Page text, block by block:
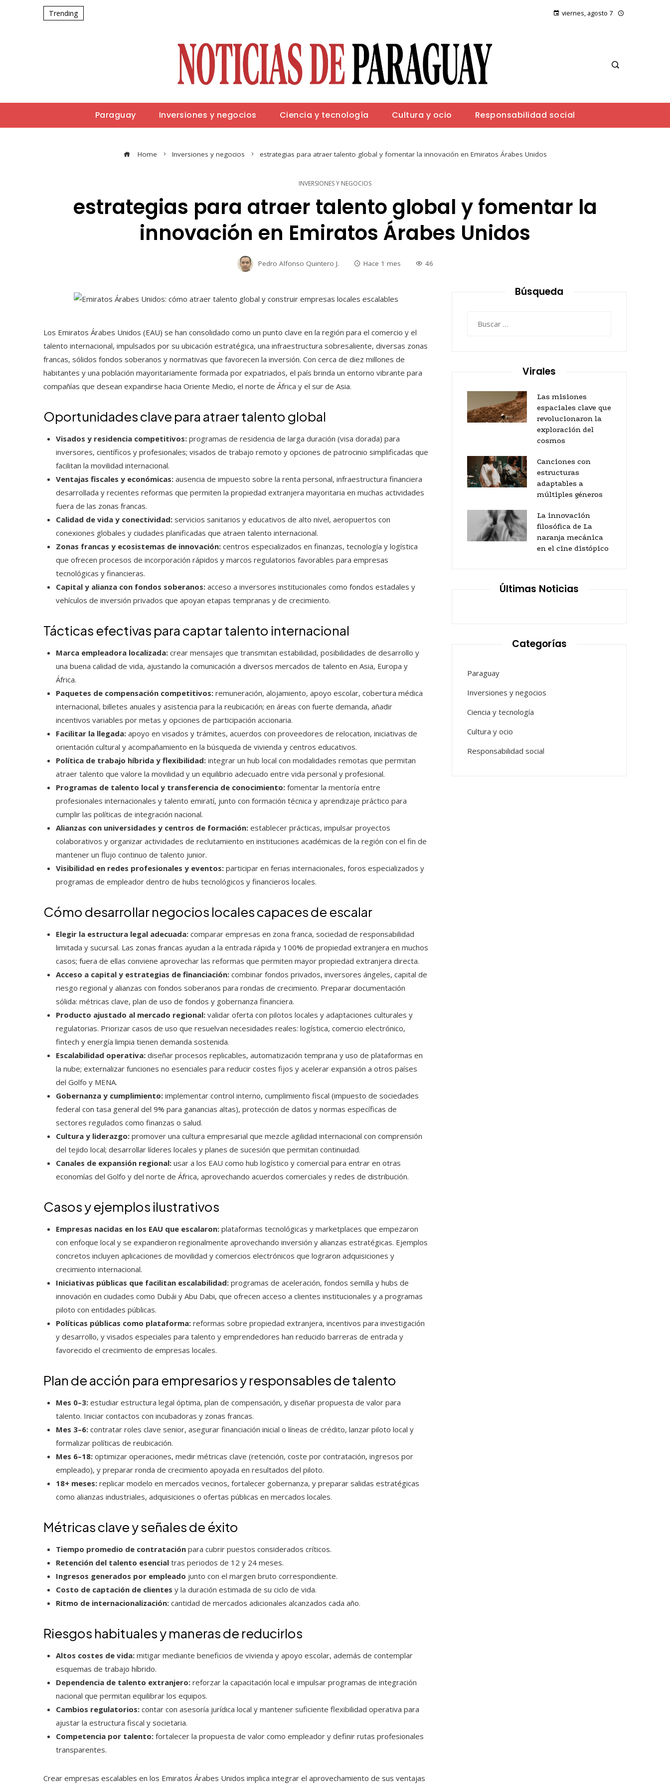
Trending viernes, agosto 7
Paraguay Inversiones y negocios Ciencia y tecnología Cultura y ocio Responsabilidad social
Home Inversiones y negocios estrategias para atraer talento global y fomentar la innovación en Emiratos Árabes Unidos
INVERSIONES Y NEGOCIOS
estrategias para atraer talento global y fomentar la
innovación en Emiratos Árabes Unidos
Pedro Alfonso Quintero J. Hace 1 mes 46
Los Emiratos Árabes Unidos (EAU) se han consolidado como un punto clave en la región para el comercio y el
talento internacional, impulsados por su ubicación estratégica, una infraestructura sobresaliente, diversas zonas
francas, sólidos fondos soberanos y normativas que favorecen la inversión. Con cerca de diez millones de
habitantes y una población mayoritariamente formada por expatriados, el país brinda un entorno vibrante para
compañías que desean expandirse hacia Oriente Medio, el norte de África y el sur de Asia.
Oportunidades clave para atraer talento global
Visados y residencia competitivos: programas de residencia de larga duración (visa dorada) para
inversores, científicos y profesionales; visados de trabajo remoto y opciones de patrocinio simplificadas que
facilitan la movilidad internacional.
Ventajas fiscales y económicas: ausencia de impuesto sobre la renta personal, infraestructura financiera
desarrollada y recientes reformas que permiten la propiedad extranjera mayoritaria en muchas actividades
fuera de las zonas francas.
Calidad de vida y conectividad: servicios sanitarios y educativos de alto nivel, aeropuertos con
conexiones globales y ciudades planificadas que atraen talento internacional.
Zonas francas y ecosistemas de innovación: centros especializados en finanzas, tecnología y logística
que ofrecen procesos de incorporación rápidos y marcos regulatorios favorables para empresas
tecnológicas y financieras.
Capital y alianza con fondos soberanos: acceso a inversores institucionales como fondos estadales y
vehículos de inversión privados que apoyan etapas tempranas y de crecimiento.
Tácticas efectivas para captar talento internacional
Marca empleadora localizada: crear mensajes que transmitan estabilidad, posibilidades de desarrollo y
una buena calidad de vida, ajustando la comunicación a diversos mercados de talento en Asia, Europa y
África.
Paquetes de compensación competitivos: remuneración, alojamiento, apoyo escolar, cobertura médica
internacional, billetes anuales y asistencia para la reubicación; en áreas con fuerte demanda, añadir
incentivos variables por metas y opciones de participación accionaria.
Facilitar la llegada: apoyo en visados y trámites, acuerdos con proveedores de relocation, iniciativas de
orientación cultural y acompañamiento en la búsqueda de vivienda y centros educativos.
Política de trabajo híbrida y flexibilidad: integrar un hub local con modalidades remotas que permitan
atraer talento que valore la movilidad y un equilibrio adecuado entre vida personal y profesional.
Programas de talento local y transferencia de conocimiento: fomentar la mentoría entre
profesionales internacionales y talento emiratí, junto con formación técnica y aprendizaje práctico para
cumplir las políticas de integración nacional.
Alianzas con universidades y centros de formación: establecer prácticas, impulsar proyectos
colaborativos y organizar actividades de reclutamiento en instituciones académicas de la región con el fin de
mantener un flujo continuo de talento junior.
Visibilidad en redes profesionales y eventos: participar en ferias internacionales, foros especializados y
programas de empleador dentro de hubs tecnológicos y financieros locales.
Cómo desarrollar negocios locales capaces de escalar
Elegir la estructura legal adecuada: comparar empresas en zona franca, sociedad de responsabilidad
limitada y sucursal. Las zonas francas ayudan a la entrada rápida y 100% de propiedad extranjera en muchos
casos; fuera de ellas conviene aprovechar las reformas que permiten mayor propiedad extranjera directa.
Acceso a capital y estrategias de financiación: combinar fondos privados, inversores ángeles, capital de
riesgo regional y alianzas con fondos soberanos para rondas de crecimiento. Preparar documentación
sólida: métricas clave, plan de uso de fondos y gobernanza financiera.
Producto ajustado al mercado regional: validar oferta con pilotos locales y adaptaciones culturales y
regulatorias. Priorizar casos de uso que resuelvan necesidades reales: logística, comercio electrónico,
fintech y energía limpia tienen demanda sostenida.
Escalabilidad operativa: diseñar procesos replicables, automatización temprana y uso de plataformas en
la nube; externalizar funciones no esenciales para reducir costes fijos y acelerar expansión a otros países
del Golfo y MENA.
Gobernanza y cumplimiento: implementar control interno, cumplimiento fiscal (impuesto de sociedades
federal con tasa general del 9% para ganancias altas), protección de datos y normas específicas de
sectores regulados como finanzas o salud.
Cultura y liderazgo: promover una cultura empresarial que mezcle agilidad internacional con comprensión
del tejido local; desarrollar líderes locales y planes de sucesión que permitan continuidad.
Canales de expansión regional: usar a los EAU como hub logístico y comercial para entrar en otras
economías del Golfo y del norte de África, aprovechando acuerdos comerciales y redes de distribución.
Casos y ejemplos ilustrativos
Empresas nacidas en los EAU que escalaron: plataformas tecnológicas y marketplaces que empezaron
con enfoque local y se expandieron regionalmente aprovechando inversión y alianzas estratégicas. Ejemplos
concretos incluyen aplicaciones de movilidad y comercios electrónicos que lograron adquisiciones y
crecimiento internacional.
Iniciativas públicas que facilitan escalabilidad: programas de aceleración, fondos semilla y hubs de
innovación en ciudades como Dubái y Abu Dabi, que ofrecen acceso a clientes institucionales y a programas
piloto con entidades públicas.
Políticas públicas como plataforma: reformas sobre propiedad extranjera, incentivos para investigación
y desarrollo, y visados especiales para talento y emprendedores han reducido barreras de entrada y
favorecido el crecimiento de empresas locales.
Plan de acción para empresarios y responsables de talento
Mes 0–3: estudiar estructura legal óptima, plan de compensación, y diseñar propuesta de valor para
talento. Iniciar contactos con incubadoras y zonas francas.
Mes 3–6: contratar roles clave senior, asegurar financiación inicial o líneas de crédito, lanzar piloto local y
formalizar políticas de reubicación.
Mes 6–18: optimizar operaciones, medir métricas clave (retención, coste por contratación, ingresos por
empleado), y preparar ronda de crecimiento apoyada en resultados del piloto.
18+ meses: replicar modelo en mercados vecinos, fortalecer gobernanza, y preparar salidas estratégicas
como alianzas industriales, adquisiciones o ofertas públicas en mercados locales.
Métricas clave y señales de éxito
Tiempo promedio de contratación para cubrir puestos considerados críticos.
Retención del talento esencial tras periodos de 12 y 24 meses.
Ingresos generados por empleado junto con el margen bruto correspondiente.
Costo de captación de clientes y la duración estimada de su ciclo de vida.
Ritmo de internacionalización: cantidad de mercados adicionales alcanzados cada año.
Riesgos habituales y maneras de reducirlos
Altos costes de vida: mitigar mediante beneficios de vivienda y apoyo escolar, además de contemplar
esquemas de trabajo híbrido.
Dependencia de talento extranjero: reforzar la capacitación local e impulsar programas de integración
nacional que permitan equilibrar los equipos.
Cambios regulatorios: contar con asesoría jurídica local y mantener suficiente flexibilidad operativa para
ajustar la estructura fiscal y societaria.
Competencia por talento: fortalecer la propuesta de valor como empleador y definir rutas profesionales
transparentes.
Crear empresas escalables en los Emiratos Árabes Unidos implica integrar el aprovechamiento de sus ventajas
Búsqueda
Virales
Las misiones
espaciales clave que
revolucionaron la
exploración del
cosmos
Canciones con
estructuras
adaptables a
múltiples géneros
La innovación
filosófica de La
naranja mecánica
en el cine distópico
Últimas Noticias
Categorías
Paraguay
Inversiones y negocios
Ciencia y tecnología
Cultura y ocio
Responsabilidad social